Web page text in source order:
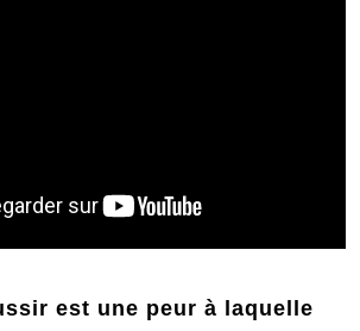
est une peur à laquelle